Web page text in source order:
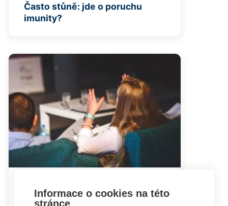
Často stůně: jde o poruchu
imunity?
ublížit i prospět
Informace o cookies na této
stránce